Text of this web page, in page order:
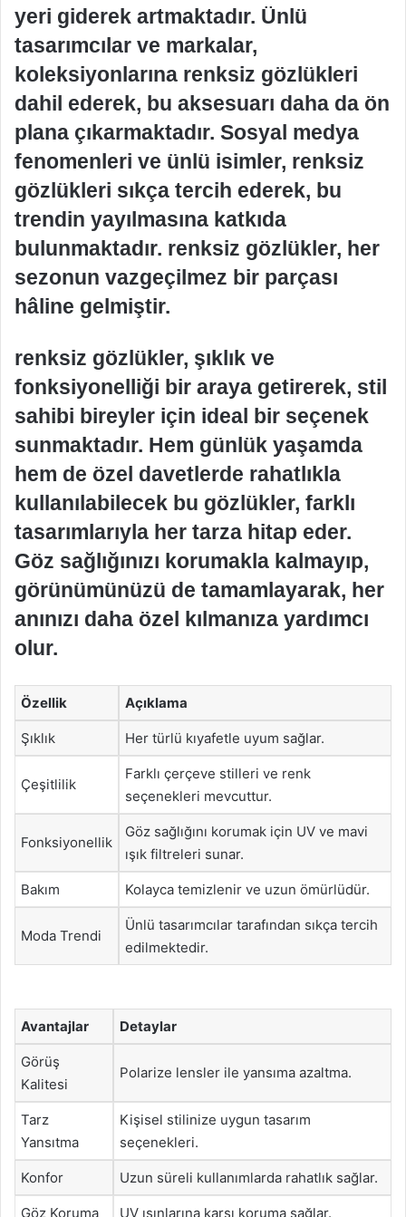
yeri giderek artmaktadır. Ünlü
tasarımcılar ve markalar,
koleksiyonlarına renksiz gözlükleri
dahil ederek, bu aksesuarı daha da ön
plana çıkarmaktadır. Sosyal medya
fenomenleri ve ünlü isimler, renksiz
gözlükleri sıkça tercih ederek, bu
trendin yayılmasına katkıda
bulunmaktadır. renksiz gözlükler, her
sezonun vazgeçilmez bir parçası
hâline gelmiştir.
renksiz gözlükler, şıklık ve
fonksiyonelliği bir araya getirerek, stil
sahibi bireyler için ideal bir seçenek
sunmaktadır. Hem günlük yaşamda
hem de özel davetlerde rahatlıkla
kullanılabilecek bu gözlükler, farklı
tasarımlarıyla her tarza hitap eder.
Göz sağlığınızı korumakla kalmayıp,
görünümünüzü de tamamlayarak, her
anınızı daha özel kılmanıza yardımcı
olur.
Özellik Açıklama
Şıklık Her türlü kıyafetle uyum sağlar.
Çeşitlilik
Farklı çerçeve stilleri ve renk
seçenekleri mevcuttur.
Fonksiyonellik
Göz sağlığını korumak için UV ve mavi
ışık filtreleri sunar.
Bakım Kolayca temizlenir ve uzun ömürlüdür.
Moda Trendi
Ünlü tasarımcılar tarafından sıkça tercih
edilmektedir.
Avantajlar Detaylar
Görüş
Kalitesi
Polarize lensler ile yansıma azaltma.
Tarz
Yansıtma
Kişisel stilinize uygun tasarım
seçenekleri.
Konfor Uzun süreli kullanımlarda rahatlık sağlar.
Göz Koruma UV ışınlarına karşı koruma sağlar.